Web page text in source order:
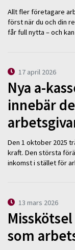
Allt fler företagare
först när du och din
får full nytta – och
17 april 2026
Nya a-
innebär
Den 1 oktober 2025
kraft. Den största
inkomst i stället för
13 mars 2026
som